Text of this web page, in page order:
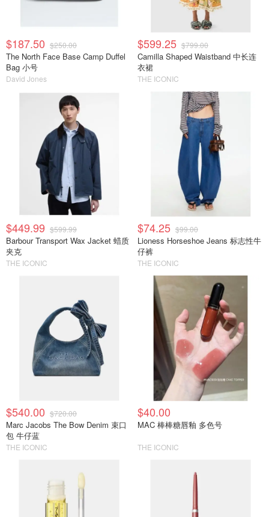
$187.50 $250.00
The North Face Base Camp Duffel
Bag 小号
David Jones
$599.25 $799.00
Camilla Shaped Waistband 中长连
衣裙
THE ICONIC
$449.99 $599.99
Barbour Transport Wax Jacket 蜡质
夹克
THE ICONIC
$74.25 $99.00
Lioness Horseshoe Jeans 标志性牛
仔裤
THE ICONIC
$540.00 $720.00
Marc Jacobs The Bow Denim 束口
包 牛仔蓝
THE ICONIC
$40.00
MAC 棒棒糖唇釉 多色号
THE ICONIC